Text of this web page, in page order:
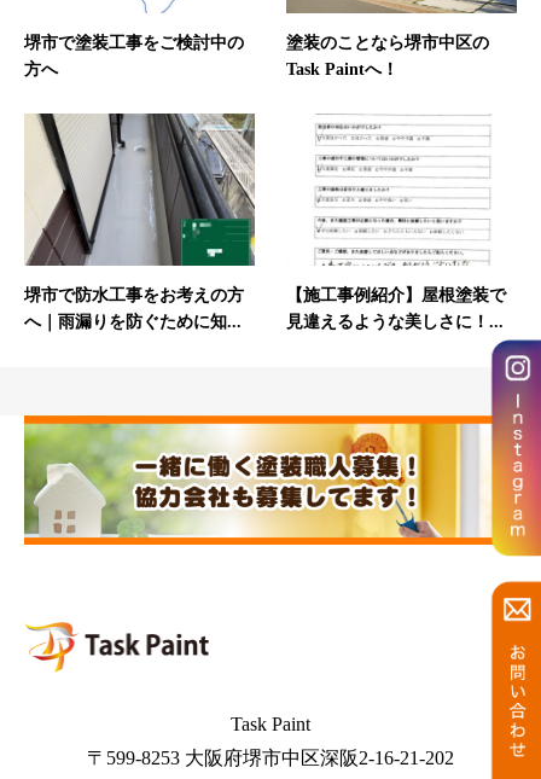
堺市で塗装工事をご検討中の
方へ
塗装のことなら堺市中区の
Task Paintへ！
堺市で防水工事をお考えの方
へ｜雨漏りを防ぐために知...
【施工事例紹介】屋根塗装で
見違えるような美しさに！...
Task Paint
〒599-8253 大阪府堺市中区深阪2-16-21-202